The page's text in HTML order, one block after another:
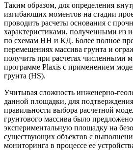
Таким образом, для определения
изгибающих моментов на стадии
проводить расчеты основания с
характеристиками, полученными из
по схемам НН и КД. Более полное
перемещениях массива грунта и
получить при расчетах численными
программе Plaxis с применением
грунта (HS).
Учитывая сложность инженерно-
данной площадки, для подтверждения
правильности выбора расчетной
грунтового массива было
экспериментальную площадку на
существующих объектов с
мониторинга в процессе ее